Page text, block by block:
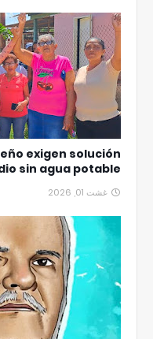
exigen solución
sin agua potable.
غشت 01, 2026